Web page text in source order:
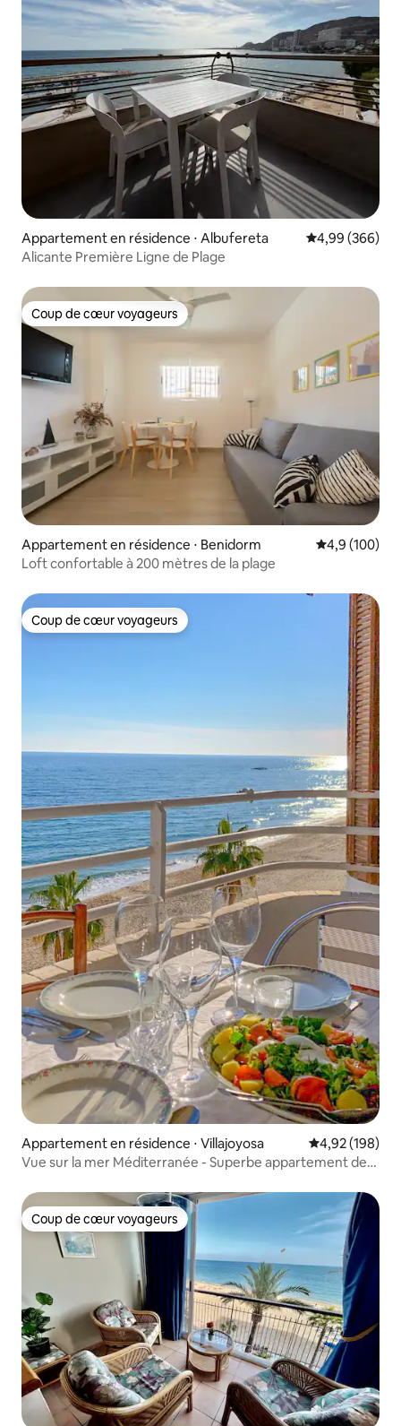
Appartement en résidence ⋅ Albufereta Évaluation
4,99 (366)
Alicante Première Ligne de Plage
Coup de cœur voyageurs
Coup de cœur voyageurs
Appartement en résidence ⋅ Benidorm Évaluation
4,9 (100)
Loft confortable à 200 mètres de la plage
Coup de cœur voyageurs
Coup de cœur voyageurs
Appartement en résidence ⋅ Villajoyosa Évaluation
4,92 (198)
Vue sur la mer Méditerranée - Superbe appartement de
Coup de cœur voyageurs
Coup de cœur voyageurs